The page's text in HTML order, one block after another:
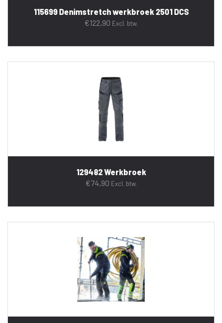
115699 Denimstretch werkbroek 2501 DCS
€122,90 Excl. btw.
129482 Werkbroek
€74,90 Excl. btw.